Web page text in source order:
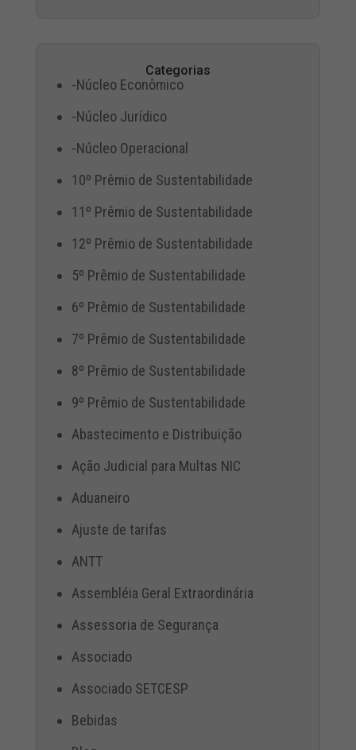
Categorias
-Núcleo Econômico
-Núcleo Jurídico
-Núcleo Operacional
10º Prêmio de Sustentabilidade
11º Prêmio de Sustentabilidade
12º Prêmio de Sustentabilidade
5º Prêmio de Sustentabilidade
6º Prêmio de Sustentabilidade
7º Prêmio de Sustentabilidade
8º Prêmio de Sustentabilidade
9º Prêmio de Sustentabilidade
Abastecimento e Distribuição
Ação Judicial para Multas NIC
Aduaneiro
Ajuste de tarifas
ANTT
Assembléia Geral Extraordinária
Assessoria de Segurança
Associado
Associado SETCESP
Bebidas